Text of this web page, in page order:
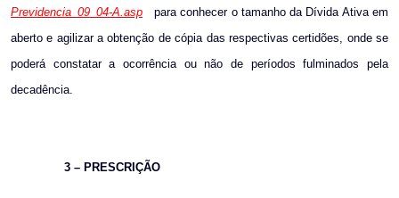
Previdencia_09_04-A.asp
para conhecer o tamanho da Dívida Ativa em
aberto e agilizar a obtenção de cópia das respectivas certidões, onde se
poderá constatar a ocorrência ou não de períodos fulminados pela
decadência.
3 – PRESCRIÇÃO